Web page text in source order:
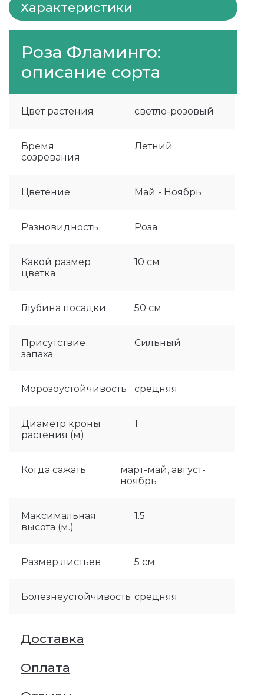
Штамбовые
Характеристики
Роза Фламинго:
описание сорта
Цвет растения светло-розовый
Время
созревания
Летний
Цветение Май - Ноябрь
Разновидность Роза
Какой размер
цветка
10 см
Глубина посадки 50 см
Присутствие
запаха
Сильный
Морозоустойчивость средняя
Диаметр кроны
растения (м)
1
Когда сажать
март-май, август-
ноябрь
Максимальная
высота (м.)
1.5
Размер листьев 5 см
Болезнеустойчивость средняя
Доставка
Оплата